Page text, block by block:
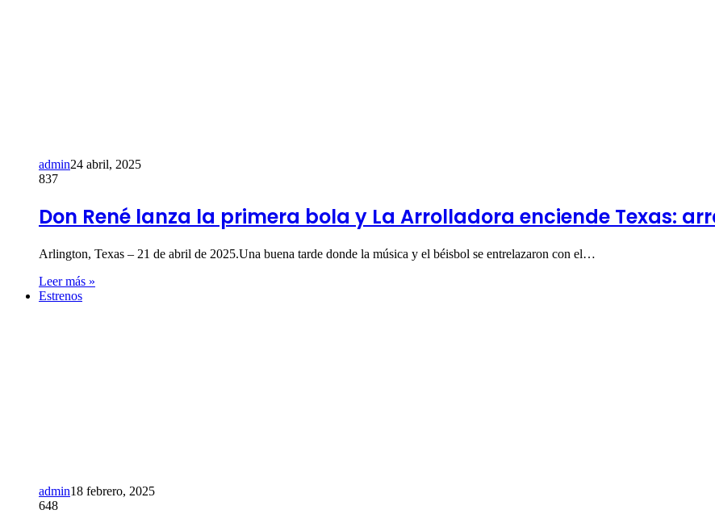
admin24 abril, 2025
837
Don René lanza la primera bola y La Arrolladora enciende Texas:
Arlington, Texas – 21 de abril de 2025.Una buena tarde donde la música y el béisbol se entrelazaron con el…
Leer más »
Estrenos
admin18 febrero, 2025
648